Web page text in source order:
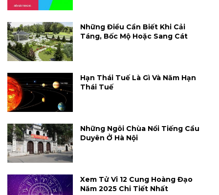
Những Điều Cần Biết Khi Cải
Táng, Bốc Mộ Hoặc Sang Cát
Hạn Thái Tuế Là Gì Và Năm Hạn
Thái Tuế
Những Ngôi Chùa Nổi Tiếng Cầu
Duyên Ở Hà Nội
Xem Tử Vi 12 Cung Hoàng Đạo
Năm 2025 Chi Tiết Nhất